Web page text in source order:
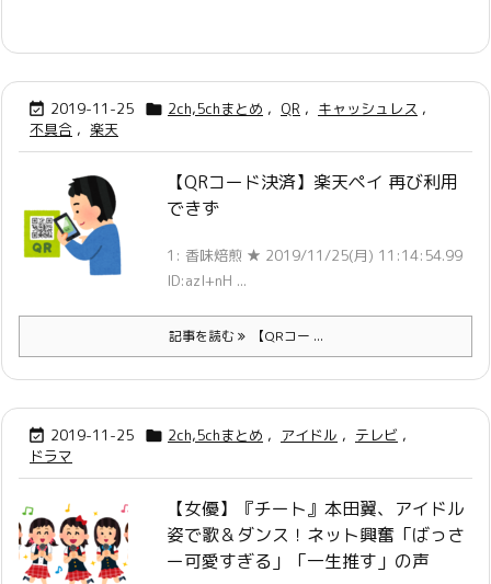
 2019-11-25  2ch,5chまとめ , QR , キャッシュレス ,
不具合 , 楽天
【QRコード決済】楽天ペイ 再び利用
できず
1: 香味焙煎 ★ 2019/11/25(月) 11:14:54.99
ID:azI+nH ...
記事を読む 【QRコー ...
 2019-11-25  2ch,5chまとめ , アイドル , テレビ ,
ドラマ
【女優】『チート』本田翼、アイドル
姿で歌＆ダンス！ネット興奮「ばっさ
ー可愛すぎる」「一生推す」の声